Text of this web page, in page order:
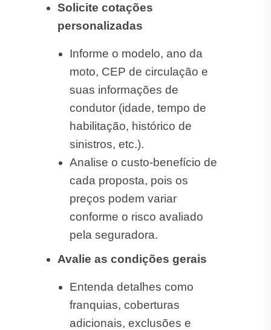
Solicite cotações
personalizadas
Informe o modelo, ano da
moto, CEP de circulação e
suas informações de
condutor (idade, tempo de
habilitação, histórico de
sinistros, etc.).
Analise o custo-benefício de
cada proposta, pois os
preços podem variar
conforme o risco avaliado
pela seguradora.
Avalie as condições gerais
Entenda detalhes como
franquias, coberturas
adicionais, exclusões e